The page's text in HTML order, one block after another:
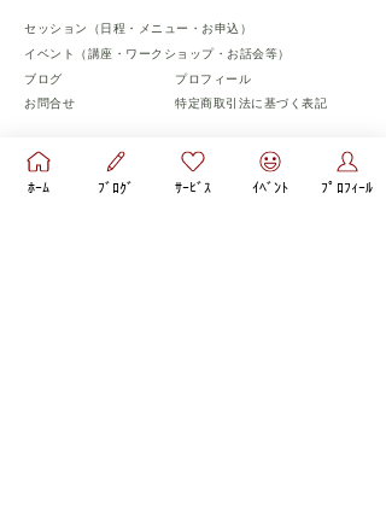
セッション（日程・メニュー・お申込）
​イベント（講座・ワークショップ・お話会等）
​ブログ
お問合せ
​プロフィール
​特定商取引法に基づく表記
​フォローお願いします♡
ﾎｰﾑ ﾌﾞﾛｸﾞ ｻｰﾋﾞｽ ｲﾍﾞﾝﾄ ﾌﾟﾛﾌｨｰﾙ